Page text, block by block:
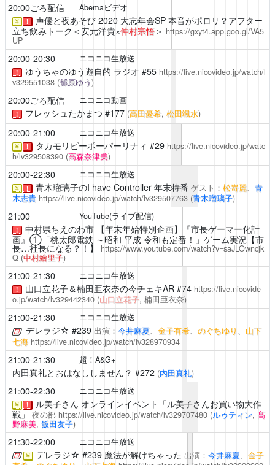
20:00ごろ配信 Abemaビデオ
￥ ！ 声優と夜あそび2020 大忘年会SP 本音がポロリ？アフター
立ち飲みトーク＜安元洋貴×仲村宗悟＞ https://gxyt4.app.goo.gl/VA5
UP
20:00-20:30 ニコニコ生放送
！ ゆうちゃのゆう遊自的 ラジオ #55 https://live.nicovideo.jp/watch/l
v329551038 (郁原ゆう)
20:00ごろ配信 ニコニコ動画
！ フレッシュたかまつ #177 (高田憂希, 松田颯水)
20:00-21:00 ニコニコ生放送
￥ ！ タカモリピーポーパーリナィ #29 https://live.nicovideo.jp/watc
h/lv329508390 (高森奈津美)
20:00-22:30 ニコニコ生放送
￥ ！ 青木瑠璃子のI have Controller年末特番 ゲスト： 松嵜麗、 青
木志貴 https://live.nicovideo.jp/watch/lv329507763 (青木瑠璃子)
21:00 YouTube(ライブ配信)
！ 中村県ちえのわ市【年末年始特別企画】『市長ゲーマー化計
画』①「桃太郎電鉄 ～昭和 平成 令和も定番！」ゲーム実況【市
長…社長になる？！】
https://www.youtube.com/watch?v=saJLOwncjk
Q (中村繪里子)
21:00-21:30 ニコニコ生放送
！ 山口立花子＆楠田亜衣奈の今チェキAR#74 https://live.nicovide
o.jp/watch/lv329442340 (山口立花子, 楠田亜衣奈)
21:00-21:30 ニコニコ生放送
デレラジ☆ #239 出演： 今井麻夏、 金子有希、 のぐちゆり 、 山下
七海 https://live.nicovideo.jp/watch/lv328970934
21:00-21:30 超！A&G+
内田真礼とおはなししません？ #272 (内田真礼)
21:00-22:30 ニコニコ生放送
￥ ！ ル美子さん オンラインイベント「ル美子さんお買い物大作
戦」夜の部 https://live.nicovideo.jp/watch/lv329707480 (ルゥティン, 髙
野麻美, 飯田友子)
21:30-22:00 ニコニコ生放送
￥ デレラジ☆ #239 魔法が解けちゃった 出演： 今井麻夏、 金子